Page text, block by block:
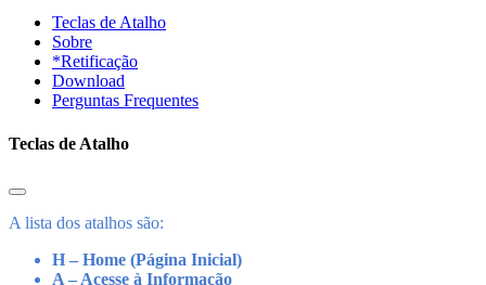
Teclas de Atalho
Sobre
*Retificação
Download
Perguntas Frequentes
Teclas de Atalho
A lista dos atalhos são:
H – Home (Página Inicial)
A – Acesse à Informação